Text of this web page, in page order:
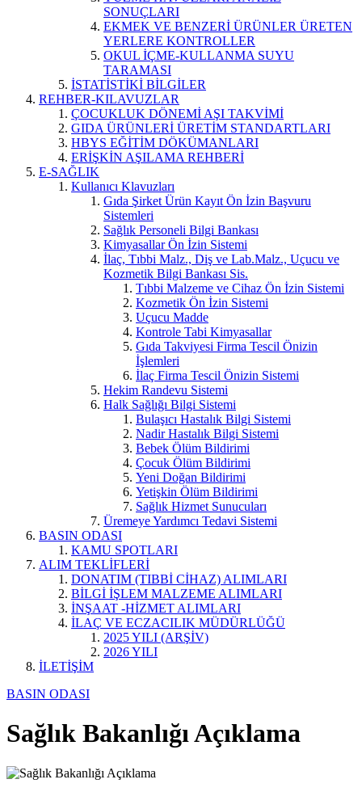
SONUÇLARI
EKMEK VE BENZERİ ÜRÜNLER ÜRETEN
YERLERE KONTROLLER
OKUL İÇME-KULLANMA SUYU
TARAMASI
İSTATİSTİKİ BİLGİLER
REHBER-KILAVUZLAR
ÇOCUKLUK DÖNEMİ AŞI TAKVİMİ
GIDA ÜRÜNLERİ ÜRETİM STANDARTLARI
HBYS EĞİTİM DÖKÜMANLARI
ERİŞKİN AŞILAMA REHBERİ
E-SAĞLIK
Kullanıcı Klavuzları
Gıda Şirket Ürün Kayıt Ön İzin Başvuru
Sistemleri
Sağlık Personeli Bilgi Bankası
Kimyasallar Ön İzin Sistemi
İlaç, Tıbbi Malz., Diş ve Lab.Malz., Uçucu ve
Kozmetik Bilgi Bankası Sis.
Tıbbi Malzeme ve Cihaz Ön İzin Sistemi
Kozmetik Ön İzin Sistemi
Uçucu Madde
Kontrole Tabi Kimyasallar
Gıda Takviyesi Firma Tescil Önizin
İşlemleri
İlaç Firma Tescil Önizin Sistemi
Hekim Randevu Sistemi
Halk Sağlığı Bilgi Sistemi
Bulaşıcı Hastalık Bilgi Sistemi
Nadir Hastalık Bilgi Sistemi
Bebek Ölüm Bildirimi
Çocuk Ölüm Bildirimi
Yeni Doğan Bildirimi
Yetişkin Ölüm Bildirimi
Sağlık Hizmet Sunucuları
Üremeye Yardımcı Tedavi Sistemi
BASIN ODASI
KAMU SPOTLARI
ALIM TEKLİFLERİ
DONATIM (TIBBİ CİHAZ) ALIMLARI
BİLGİ İŞLEM MALZEME ALIMLARI
İNŞAAT -HİZMET ALIMLARI
İLAÇ VE ECZACILIK MÜDÜRLÜĞÜ
2025 YILI (ARŞİV)
2026 YILI
İLETİŞİM
BASIN ODASI
Sağlık Bakanlığı Açıklama